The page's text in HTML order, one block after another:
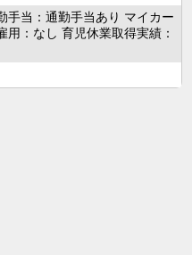
手当：通勤手当あり マイカー
用：なし 育児休業取得実績：